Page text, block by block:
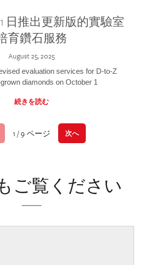
1 日推出更新版的實驗室
育鑽石服務
August 25, 2025
evaluation services for D-to-Z
diamonds on October 1
続きを読む
1 / 9 ページ 次へ
ご覧ください